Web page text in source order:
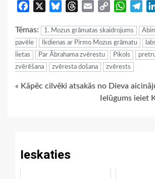
Facebook BlueskyThreads
Email
Copy
Tēmas: 1. Mozus grāmatas skaidrojums
pavēle
Ikdienas ar Pirmo Mozus grāmatu
lietas
Par Ābrahama zvērestu Pikols
zvērēšana
zvēresta došana zvērests
Continue
« Kāpēc cilvēki atsakās no Dieva
Ielūgums ieiet
Ieskaties